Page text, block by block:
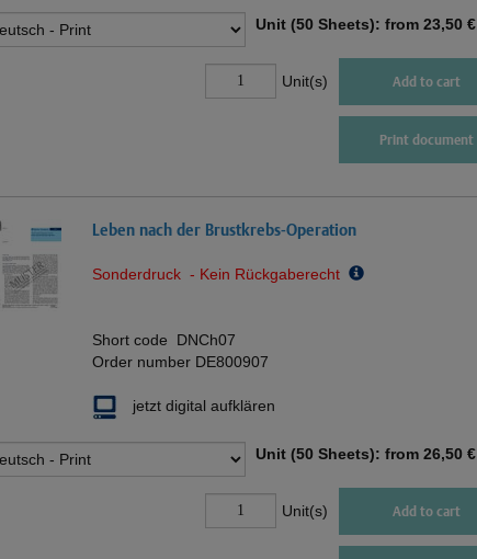
Unit (50 Sheets): from 23,50 €
Unit(s) Add to cart
Print document
Leben nach der Brustkrebs-Operation
Sonderdruck - Kein Rückgaberecht
Short code DNCh07
Order number DE800907
jetzt digital aufklären
Unit (50 Sheets): from 26,50 €
Unit(s) Add to cart